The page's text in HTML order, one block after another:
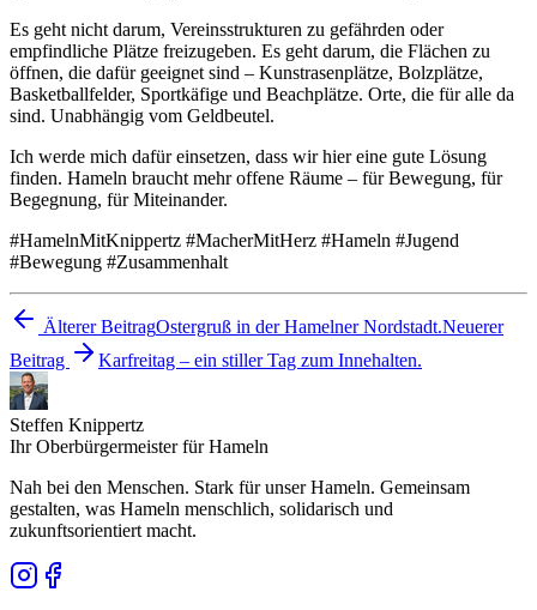
Es geht nicht darum, Vereinsstrukturen zu gefährden oder
empfindliche Plätze freizugeben. Es geht darum, die Flächen zu
öffnen, die dafür geeignet sind – Kunstrasenplätze, Bolzplätze,
Basketballfelder, Sportkäfige und Beachplätze. Orte, die für alle da
sind. Unabhängig vom Geldbeutel.
Ich werde mich dafür einsetzen, dass wir hier eine gute Lösung
finden. Hameln braucht mehr offene Räume – für Bewegung, für
Begegnung, für Miteinander.
#HamelnMitKnippertz #MacherMitHerz #Hameln #Jugend
#Bewegung #Zusammenhalt
Älterer BeitragOstergruß in der Hamelner Nordstadt.Neuerer
Beitrag
Karfreitag – ein stiller Tag zum Innehalten.
Steffen Knippertz
Ihr Oberbürgermeister für Hameln
Nah bei den Menschen. Stark für unser Hameln. Gemeinsam
gestalten, was Hameln menschlich, solidarisch und
zukunftsorientiert macht.